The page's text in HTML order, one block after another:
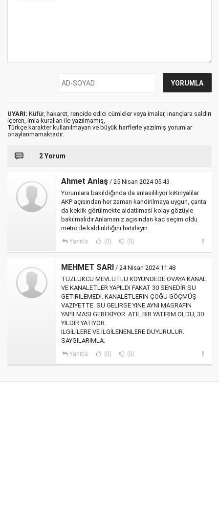
UYARI: Küfür, hakaret, rencide edici cümleler veya imalar, inançlara saldırı
içeren, imla kuralları ile yazılmamış,
Türkçe karakter kullanılmayan ve büyük harflerle yazılmış yorumlar
onaylanmamaktadır.
2 Yorum
Ahmet Anlaş / 25 Nisan 2024 05:43
Yorumlara bakıldığında da anlasililiyor kiKinyalilar
AKP açısından her zaman kandirilmaya uygun, çanta
da keklik görülmekte aldatilmasi kolay gözüyle
bakılmalıdır.Anlamaniz açısından kac seçim oldu
metro ile kaldırıldığını hatırlayın.
Yanıtla (0) (0)
MEHMET SARI / 24 Nisan 2024 11:48
TUZLUKCU MEVLÜTLÜ KÖYÜNDEDE OVAYA KANAL
VE KANALETLER YAPILDI FAKAT 30 SENEDİR SU
GETIRILEMEDI. KANALETLERIN ÇOĞU GÖÇMÜŞ
VAZIYETTE. SU GELIRSE YINE AYNI MASRAFIN
YAPILMASI GEREKİYOR. ATIL BİR YATIRIM OLDU, 30
YILDIR YATIYOR.
ILGİLİLERE VE İLGİLENENLERE DUYURULUR.
SAYGILARIMLA.
Yanıtla (0) (0)